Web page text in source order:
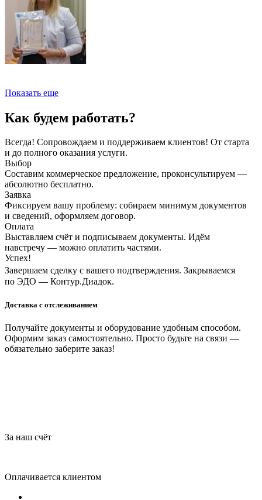
Показать еще
Как будем работать?
Всегда! Сопровождаем и поддерживаем клиентов! От старта
и до полного оказания услуги.
Выбор
Составим коммерческое предложение, проконсультируем —
абсолютно бесплатно.
Заявка
Фиксируем вашу проблему: собираем минимум документов
и сведений, оформляем договор.
Оплата
Выставляем счёт и подписываем документы. Идём
навстречу — можно оплатить частями.
Успех!
Завершаем сделку с вашего подтверждения. Закрываемся
по ЭДО — Контур.Диадок.
Доставка с отслеживанием
Получайте документы и оборудование удобным способом.
Оформим заказ самостоятельно. Просто будьте на связи —
обязательно заберите заказ!
За наш счёт
Оплачивается клиентом